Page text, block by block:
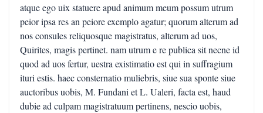
atque ego uix statuere apud animum meum possum utrum
peior ipsa res an peiore exemplo agatur; quorum alterum ad
nos consules reliquosque magistratus, alterum ad uos,
Quirites, magis pertinet. nam utrum e re publica sit necne id
quod ad uos fertur, uestra existimatio est qui in suffragium
ituri estis. haec consternatio muliebris, siue sua sponte siue
auctoribus uobis, M. Fundani et L. Ualeri, facta est, haud
dubie ad culpam magistratuum pertinens, nescio uobis,